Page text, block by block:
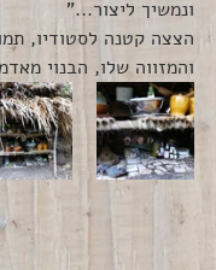
ונמשיך ליצור..."
הצצה קטנה לסטודיו,
והמזווה שלו, הבנוי